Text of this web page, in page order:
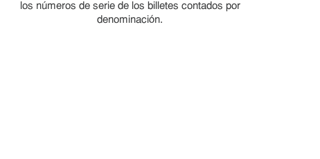
los números de serie de los billetes contados por
denominación.